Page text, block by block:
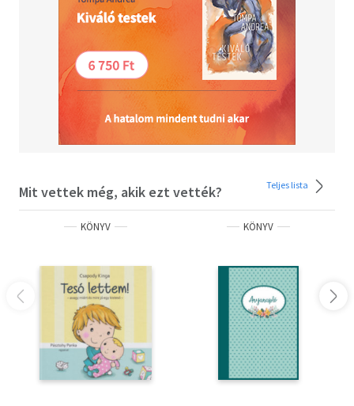
spirálkötéssel készült, hogy a könyv vastagságához
igazodjon, amikor megtelik a fényképekkel. A könyv kiváló
minőségű, 190 g-os papírból készült lapjai alkalmasak
arra, hogy tollal rájuk írjon és a fotók beragasztására. A
könyv 146 oldalas, és öt fő részre osztható.
Olvasd el mások véleményét is!
Mit vettek még, akik ezt vették? Teljes lista
KÖNYV KÖNYV